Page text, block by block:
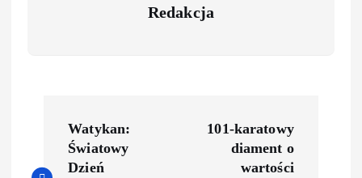
Redakcja
Watykan:
Światowy
Dzień
101-karatowy
diament o
wartości